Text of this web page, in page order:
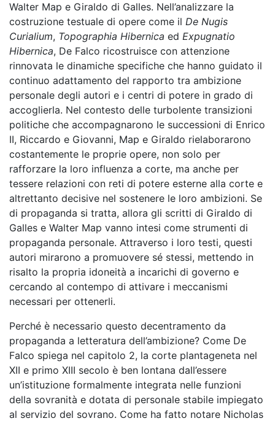
Walter Map e Giraldo di Galles. Nell’analizzare la
costruzione testuale di opere come il De Nugis
Curialium, Topographia Hibernica ed Expugnatio
Hibernica, De Falco ricostruisce con attenzione
rinnovata le dinamiche specifiche che hanno guidato il
continuo adattamento del rapporto tra ambizione
personale degli autori e i centri di potere in grado di
accoglierla. Nel contesto delle turbolente transizioni
politiche che accompagnarono le successioni di Enrico
II, Riccardo e Giovanni, Map e Giraldo rielaborarono
costantemente le proprie opere, non solo per
rafforzare la loro influenza a corte, ma anche per
tessere relazioni con reti di potere esterne alla corte e
altrettanto decisive nel sostenere le loro ambizioni. Se
di propaganda si tratta, allora gli scritti di Giraldo di
Galles e Walter Map vanno intesi come strumenti di
propaganda personale. Attraverso i loro testi, questi
autori mirarono a promuovere sé stessi, mettendo in
risalto la propria idoneità a incarichi di governo e
cercando al contempo di attivare i meccanismi
necessari per ottenerli.
Perché è necessario questo decentramento da
propaganda a letteratura dell’ambizione? Come De
Falco spiega nel capitolo 2, la corte plantageneta nel
XII e primo XIII secolo è ben lontana dall’essere
un’istituzione formalmente integrata nelle funzioni
della sovranità e dotata di personale stabile impiegato
al servizio del sovrano. Come ha fatto notare Nicholas